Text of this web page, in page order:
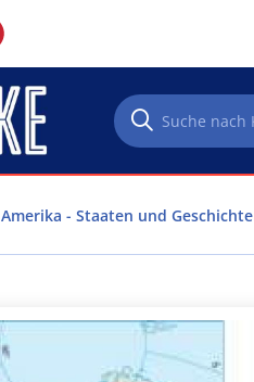
Amerika - Staaten und Geschichte